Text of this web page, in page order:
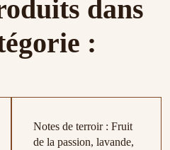
dans
:
Notes de terroir : Fruit
de la passion, lavande,